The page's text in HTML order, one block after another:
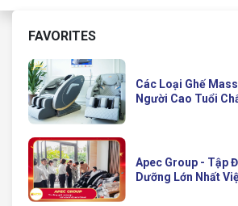
FAVORITES
Các Loại Ghế
Người Cao Tuổi
Apec Group - Tập
Dưỡng Lớn Nhất